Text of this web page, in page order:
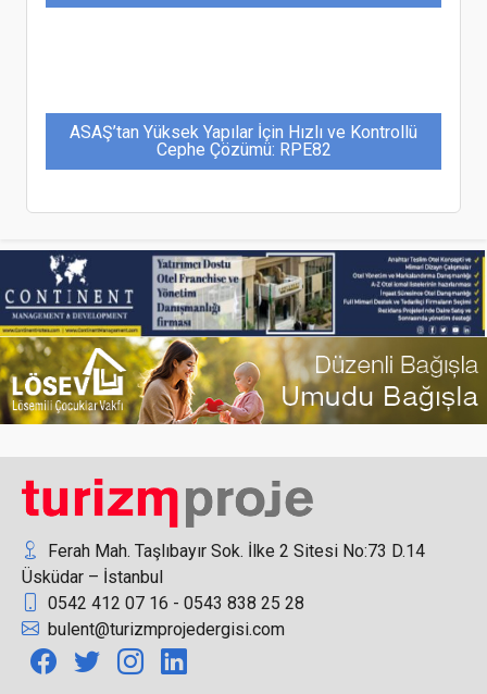
ASAŞ’tan Yüksek Yapılar İçin Hızlı ve Kontrollü
Cephe Çözümü: RPE82
Kocaeli, Kartepe’ye 195 milyona yeni otel geliyor
İnoksan’ın İnosmart Fırını IBAKTECH’de Yoğun İlgi
Form MHI Klima Sistemleri’nde 4 yeni üst düzey
atama
Ferah Mah. Taşlıbayır Sok. İlke 2 Sitesi No:73 D.14
Üsküdar – İstanbul
0542 412 07 16 - 0543 838 25 28
bulent@turizmprojedergisi.com